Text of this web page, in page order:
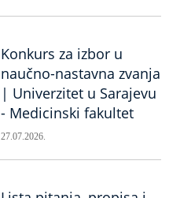
Konkurs za izbor u
naučno-nastavna zvanja
| Univerzitet u Sarajevu
- Medicinski fakultet
27.07.2026.